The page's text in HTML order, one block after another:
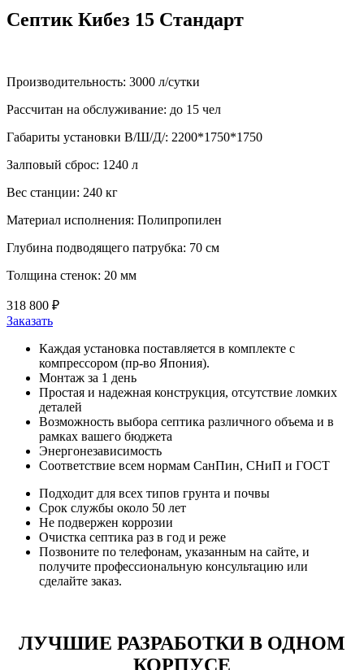
Септик Кибез 15 Стандарт
Производительность: 3000 л/сутки
Рассчитан на обслуживание: до 15 чел
Габариты установки В/Ш/Д/: 2200*1750*1750
Залповый сброс: 1240 л
Вес станции: 240 кг
Материал исполнения: Полипропилен
Глубина подводящего патрубка: 70 см
Толщина стенок: 20 мм
318 800 ₽
Заказать
Каждая установка поставляется в комплекте с
компрессором (пр-во Япония).
Монтаж за 1 день
Простая и надежная конструкция, отсутствие ломких
деталей
Возможность выбора септика различного объема и в
рамках вашего бюджета
Энергонезависимость
Соответствие всем нормам СанПин, СНиП и ГОСТ
Подходит для всех типов грунта и почвы
Срок службы около 50 лет
Не подвержен коррозии
Очистка септика раз в год и реже
Позвоните по телефонам, указанным на сайте, и
получите профессиональную консультацию или
сделайте заказ.
ЛУЧШИЕ РАЗРАБОТКИ В ОДНОМ
КОРПУСЕ